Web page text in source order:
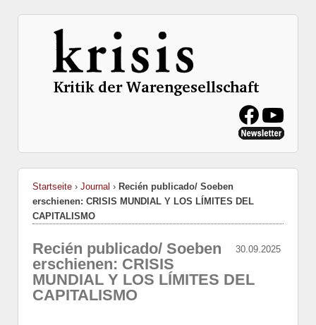
Startseite › Journal › Recién publicado/ Soeben
erschienen: CRISIS MUNDIAL Y LOS LÍMITES DEL
CAPITALISMO
30.09.2025
Recién publicado/ Soeben
erschienen: CRISIS
MUNDIAL Y LOS LÍMITES DEL
CAPITALISMO